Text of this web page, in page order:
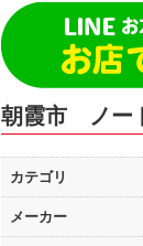
朝霞市 ノー
カテゴリ
メーカー